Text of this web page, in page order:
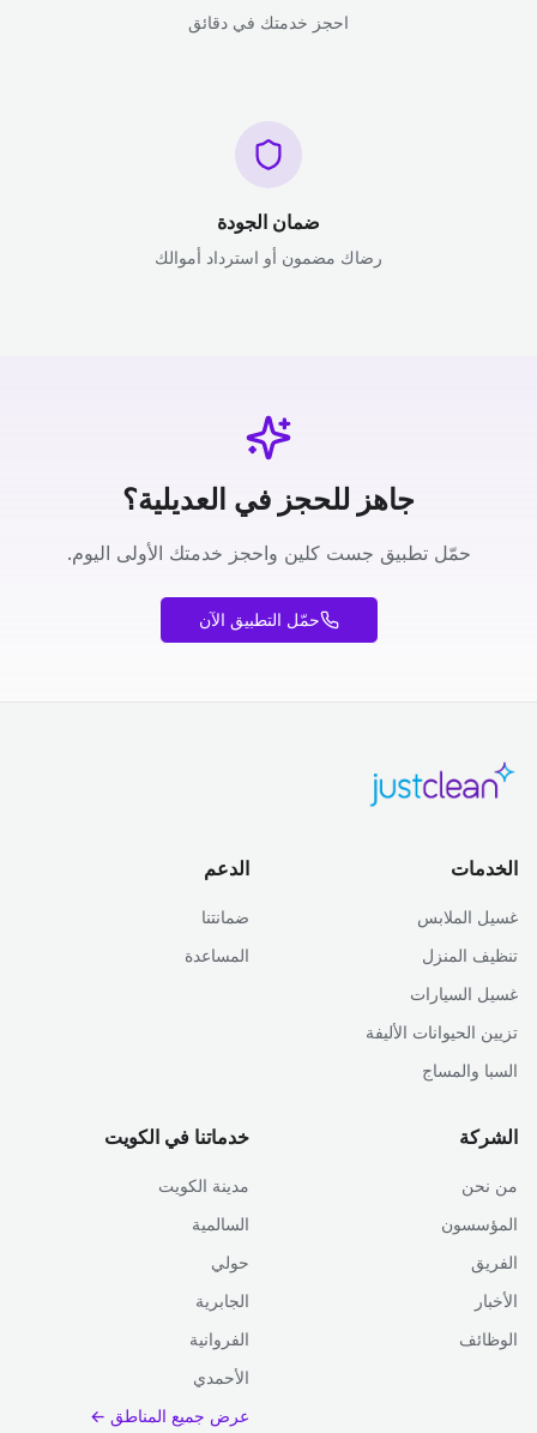
احجز خدمتك في دقائق
ضمان الجودة
رضاك مضمون أو استرداد أموالك
جاهز للحجز في العديلية؟
حمّل تطبيق جست كلين واحجز خدمتك الأولى اليوم.
حمّل التطبيق الآن
الخدمات
غسيل الملابس
تنظيف المنزل
غسيل السيارات
تزيين الحيوانات الأليفة
السبا والمساج
الدعم
ضمانتنا
المساعدة
الشركة
من نحن
المؤسسون
الفريق
الأخبار
الوظائف
خدماتنا في الكويت
مدينة الكويت
السالمية
حولي
الجابرية
الفروانية
الأحمدي
عرض جميع المناطق ←